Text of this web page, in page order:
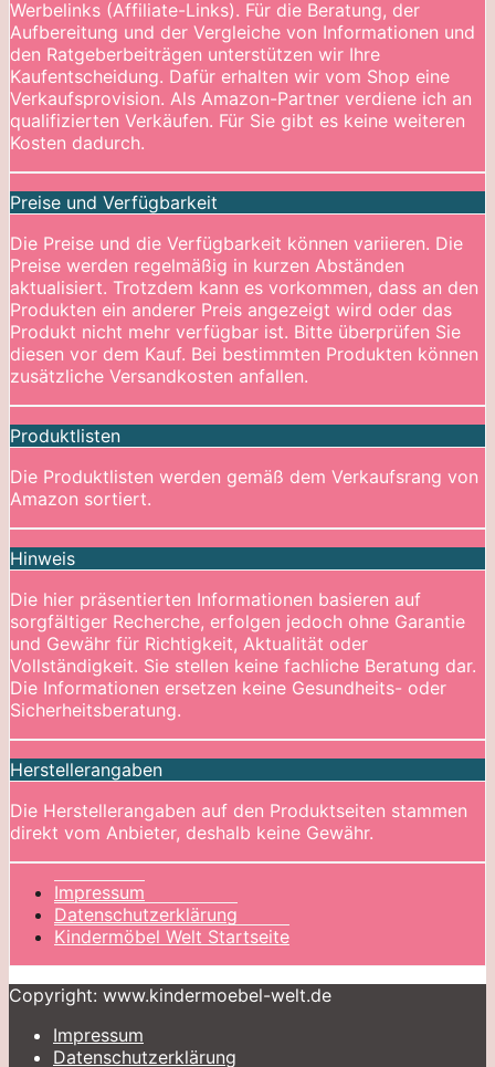
Werbelinks (Affiliate-Links). Für die Beratung, der
Aufbereitung und der Vergleiche von Informationen und
den Ratgeberbeiträgen unterstützen wir Ihre
Kaufentscheidung. Dafür erhalten wir vom Shop eine
Verkaufsprovision. Als Amazon-Partner verdiene ich an
qualifizierten Verkäufen. Für Sie gibt es keine weiteren
Kosten dadurch.
Preise und Verfügbarkeit
Die Preise und die Verfügbarkeit können variieren. Die
Preise werden regelmäßig in kurzen Abständen
aktualisiert. Trotzdem kann es vorkommen, dass an den
Produkten ein anderer Preis angezeigt wird oder das
Produkt nicht mehr verfügbar ist. Bitte überprüfen Sie
diesen vor dem Kauf. Bei bestimmten Produkten können
zusätzliche Versandkosten anfallen.
Produktlisten
Die Produktlisten werden gemäß dem Verkaufsrang von
Amazon sortiert.
Hinweis
Die hier präsentierten Informationen basieren auf
sorgfältiger Recherche, erfolgen jedoch ohne Garantie
und Gewähr für Richtigkeit, Aktualität oder
Vollständigkeit. Sie stellen keine fachliche Beratung dar.
Die Informationen ersetzen keine Gesundheits- oder
Sicherheitsberatung.
Herstellerangaben
Die Herstellerangaben auf den Produktseiten stammen
direkt vom Anbieter, deshalb keine Gewähr.
Impressum
Datenschutzerklärung
Kindermöbel Welt Startseite
Copyright: www.kindermoebel-welt.de
Impressum
Datenschutzerklärung